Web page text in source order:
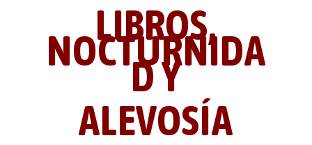
LIBROS,
NOCTURNIDA
D Y
ALEVOSÍA